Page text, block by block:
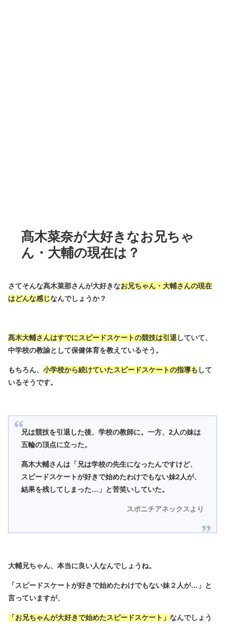
髙木菜奈が大好きなお兄ちゃ
ん・大輔の現在は？
さてそんな髙木菜那さんが大好きなお兄ちゃん・大輔さんの現在
はどんな感じなんでしょうか？
髙木大輔さんはすでにスピードスケートの競技は引退していて、
中学校の教諭として保健体育を教えているそう。
もちろん、 小学校から続けていたスピードスケートの指導も して
いるそうです。
兄は競技を引退した後、学校の教師に。一方、2人の妹は
五輪の頂点に立った。
髙木大輔さんは「兄は学校の先生になったんですけど、
スピードスケートが好きで始めたわけでもない妹2人が、
結果を残してしまった…」と苦笑いしていた。
スポニチアネックスより
大輔兄ちゃん、本当に良い人なんでしょうね。
「スピードスケートが好きで始めたわけでもない妹２人が…」と
言っていますが、
「お兄ちゃんが大好きで始めたスピードスケート」 なんでしょう